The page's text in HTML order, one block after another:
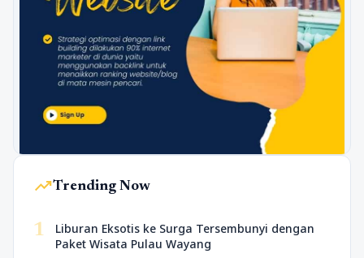
trending_upTrending Now
1
Liburan Eksotis ke Surga Tersembunyi dengan
Paket Wisata Pulau Wayang